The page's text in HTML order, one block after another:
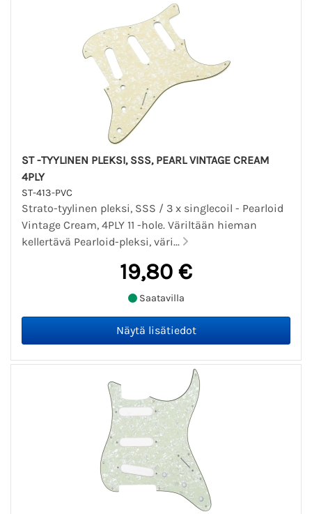
ST -TYYLINEN PLEKSI, SSS, PEARL VINTAGE CREAM
4PLY
ST-413-PVC
Strato-tyylinen pleksi, SSS / 3 x singlecoil - Pearloid
Vintage Cream, 4PLY 11 -hole. Väriltään hieman
kellertävä Pearloid-pleksi, väri...
19,80 €
Saatavilla